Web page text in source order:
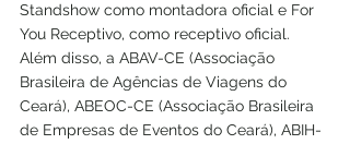
Standshow como montadora oficial e For
You Receptivo, como receptivo oficial.
Além disso, a ABAV-CE (Associação
Brasileira de Agências de Viagens do
Ceará), ABEOC-CE (Associação Brasileira
de Empresas de Eventos do Ceará), ABIH-